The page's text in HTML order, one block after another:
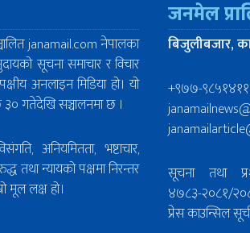
janamail.com नेपालका
सूचना समाचार र विचार
अनलाइन मिडिया हो। यो
३० गतेदेखि सञ्चालनमा छ ।
अनियमितता, भष्टाचार,
तथा न्यायको पक्षमा निरन्तर
मूल लक्ष हो।
जनमेल
बिजुलीबजार,
+९७७-
सूचना तथा
४७८३-२०८१/
प्रेस काउन्सिल